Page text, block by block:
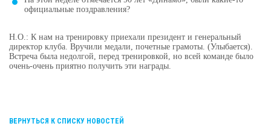
официальные поздравления?
Н.О.: К нам на тренировку приехали президент и генеральный
директор клуба. Вручили медали, почетные грамоты. (Улыбается).
Встреча была недолгой, перед тренировкой, но всей команде было
очень-очень приятно получить эти награды.
ВЕРНУТЬСЯ К СПИСКУ НОВОСТЕЙ